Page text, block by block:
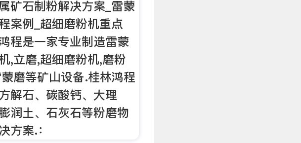
矿石制粉解决方案_雷蒙
案例_超细磨粉机重点
程是一家专业制造雷蒙
,立磨,超细磨粉机,磨粉
磨等矿山设备.桂林鸿程
解石、碳酸钙、大理
润土、石灰石等粉磨物
方案.：